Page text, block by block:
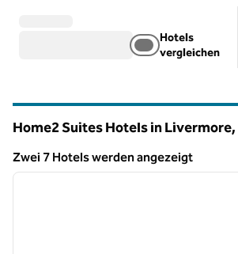
Hotels
vergleichen
Home2 Suites Hotels in Livermore,
Zwei 7 Hotels werden angezeigt
Zwei 7 Hotels werden angezeigt
1 von 12